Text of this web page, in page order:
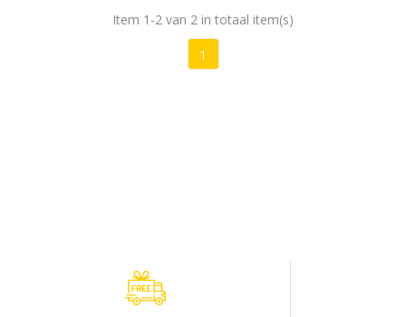
Item 1-2 van 2 in totaal item(s)
1